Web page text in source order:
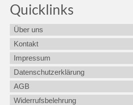
Quicklinks
Über uns
Kontakt
Impressum
Datenschutzerklärung
AGB
Widerrufsbelehrung